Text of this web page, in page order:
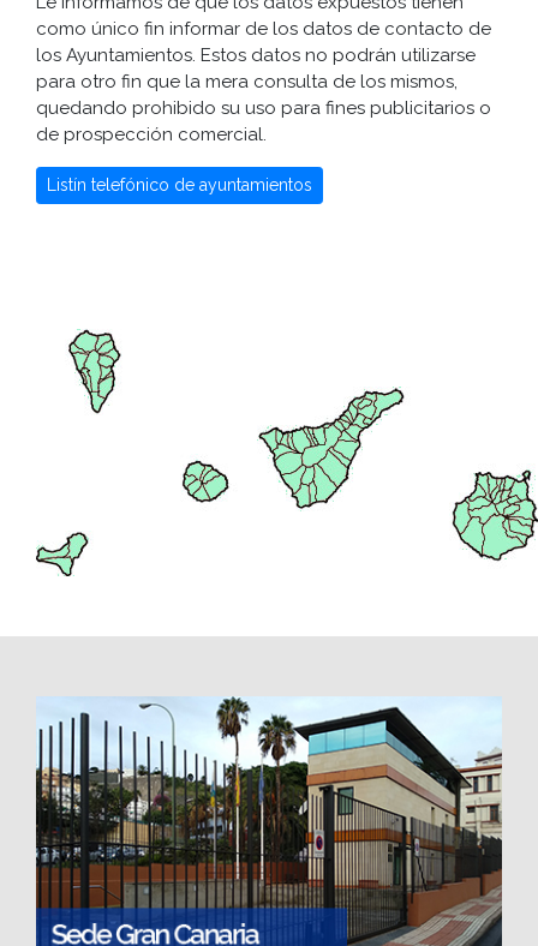
como único fin informar de los datos de contacto de
los Ayuntamientos. Estos datos no podrán utilizarse
para otro fin que la mera consulta de los mismos,
quedando prohibido su uso para fines publicitarios o
de prospección comercial.
Listín telefónico de ayuntamientos